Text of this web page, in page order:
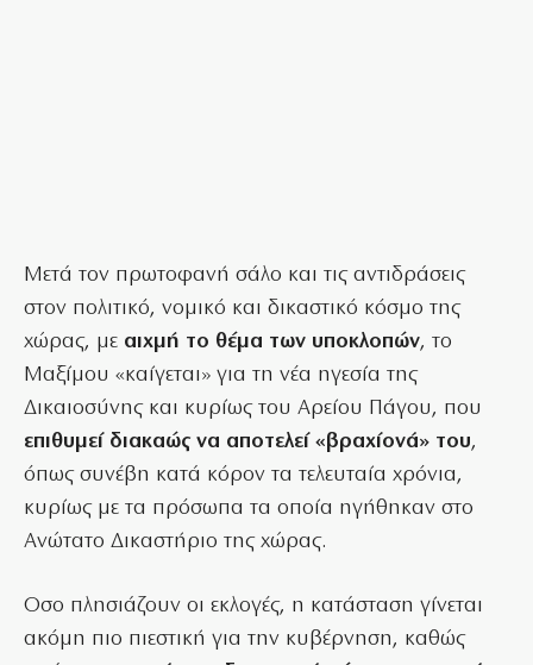
Μετά τον πρωτοφανή σάλο και τις αντιδράσεις
στον πολιτικό, νομικό και δικαστικό κόσμο της
χώρας, με αιχμή το θέμα των υποκλοπών, το
Μαξίμου «καίγεται» για τη νέα ηγεσία της
Δικαιοσύνης και κυρίως του Αρείου Πάγου, που
επιθυμεί διακαώς να αποτελεί «βραχίονά» του,
όπως συνέβη κατά κόρον τα τελευταία χρόνια,
κυρίως με τα πρόσωπα τα οποία ηγήθηκαν στο
Ανώτατο Δικαστήριο της χώρας.
Οσο πλησιάζουν οι εκλογές, η κατάσταση γίνεται
ακόμη πιο πιεστική για την κυβέρνηση, καθώς